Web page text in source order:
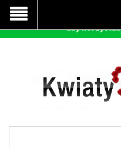
Nasza strona korzysta z
prawidłowego działania.
aby